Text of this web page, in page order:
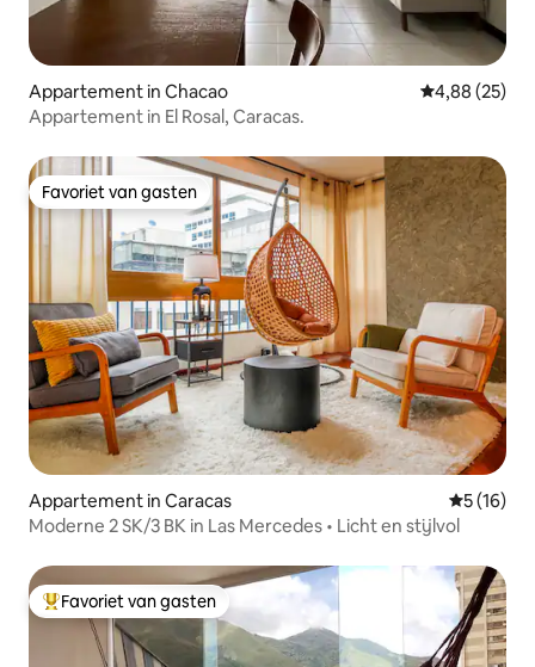
Appartement in Chacao Gemiddelde
4,88 (25)
Appartement in El Rosal, Caracas.
Favoriet van gasten
Favoriet van gasten
Appartement in Caracas
5 (16)
Moderne 2 SK/3 BK in Las Mercedes • Licht en stijlvol
Topfavoriet van gasten
Favoriet van gasten